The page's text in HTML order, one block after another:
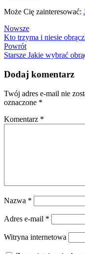
Może Cię zainteresować:
Nowsze
Kto trzyma i niesie
Powrót
Starsze Jakie wybrać
Dodaj komentarz
Twój adres e-mail nie
oznaczone *
Komentarz *
Nazwa *
Adres e-mail *
Witryna internetowa